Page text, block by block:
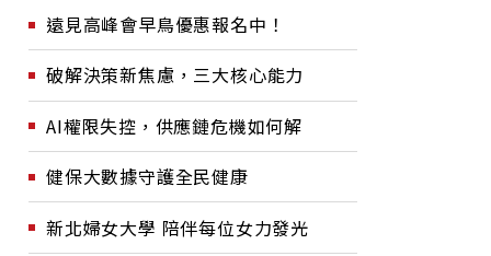
遠見高峰會早鳥優惠報名中！
破解決策新焦慮，三大核心能力
AI權限失控，供應鏈危機如何解
健保大數據守護全民健康
新北婦女大學 陪伴每位女力發光